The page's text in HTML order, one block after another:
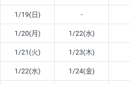
1/19(日) -
1/20(月) 1/22(水)
1/21(火) 1/23(木)
1/22(水) 1/24(金)